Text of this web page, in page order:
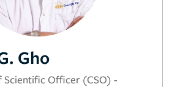
Gho
Scientific Officer (CSO) -